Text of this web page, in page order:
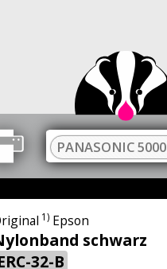
PANASONIC 5000
1) Epson
schwarz
32-B